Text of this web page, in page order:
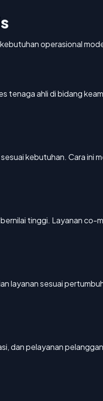
operasional
tenaga ahli di bidang
kebutuhan. Cara ini
tinggi. Layanan co-
layanan sesuai
dan pelayanan